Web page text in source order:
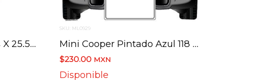
Reloj Redondo 30 Cms X 25.5 Cms
SKU: ML0929
Mini Cooper Pintado Azul 118 Cms X 115 Cms
$230.00 MXN
Disponible